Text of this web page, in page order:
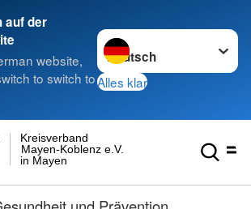
auf der
website,
to switch to
Sprache wechseln zu
Alles klar
in Mayen
Mayen-Koblenz e.V.
Kreisverband